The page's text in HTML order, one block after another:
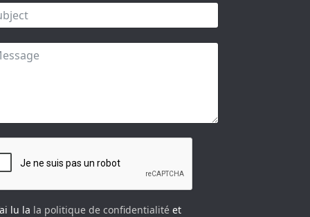
lu la la politique de confidentialité et